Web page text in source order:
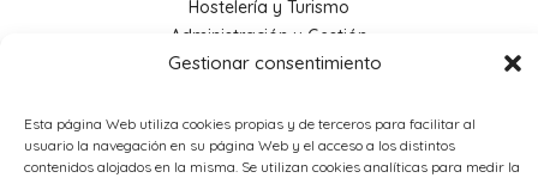
Gestionar consentimiento
Esta página Web utiliza cookies propias y de terceros para facilitar al
usuario la navegación en su página Web y el acceso a los distintos
contenidos alojados en la misma. Se utilizan cookies analíticas para medir la
Hostelería y Turismo
Administración y Gestión
Economía e Industria Digital
Energía
Metal